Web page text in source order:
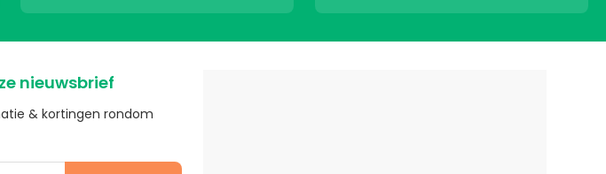
nieuwsbrief
& kortingen rondom